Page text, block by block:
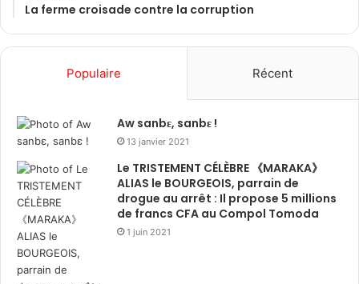
La ferme croisade contre la corruption
Populaire Récent
Aw sanbɛ, sanbɛ !
13 janvier 2021
Le TRISTEMENT CÉLÈBRE 《MARAKA》
ALIAS le BOURGEOIS, parrain de
drogue au arrêt : Il propose 5 millions
de francs CFA au Compol Tomoda
1 juin 2021